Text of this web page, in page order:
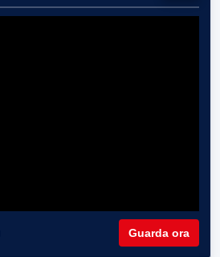
Guarda ora